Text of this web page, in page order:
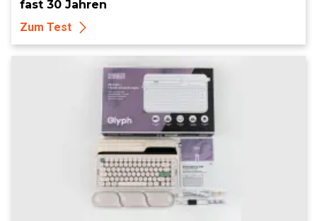
fast 30 Jahren
Zum Test